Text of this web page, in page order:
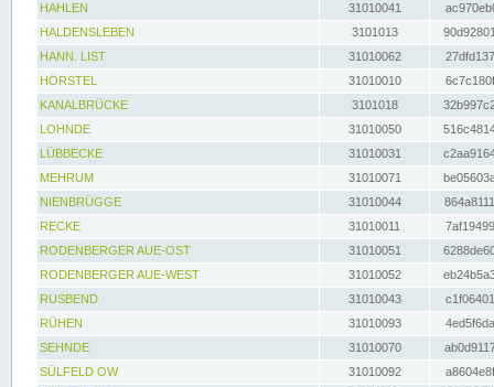
HAHLEN
31010041
HALDENSLEBEN
3101013
HANN. LIST
31010062
HÖRSTEL
31010010
KANALBRÜCKE
3101018
LOHNDE
31010050
LÜBBECKE
31010031
MEHRUM
31010071
NIENBRÜGGE
31010044
RECKE
31010011
RODENBERGER AUE-OST
31010051
RODENBERGER AUE-WEST
31010052
RUSBEND
31010043
RÜHEN
31010093
SEHNDE
31010070
SÜLFELD OW
31010092